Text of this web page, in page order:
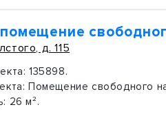
д. 115
135898.
Помещение свободного
26 м².